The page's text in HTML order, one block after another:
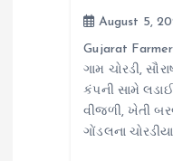
August 5,
Gujarat
ગામ ચોરડી,
કંપની સામે
વીજળી, ખેતી
ગોંડલના